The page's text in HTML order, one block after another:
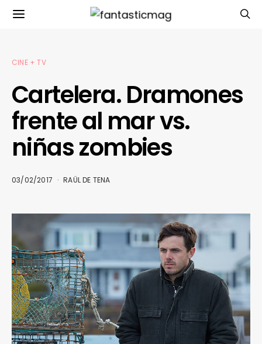
CINE + TV
Cartelera. Dramones
frente al mar vs.
niñas zombies
03/02/2017 RAÜL DE TENA